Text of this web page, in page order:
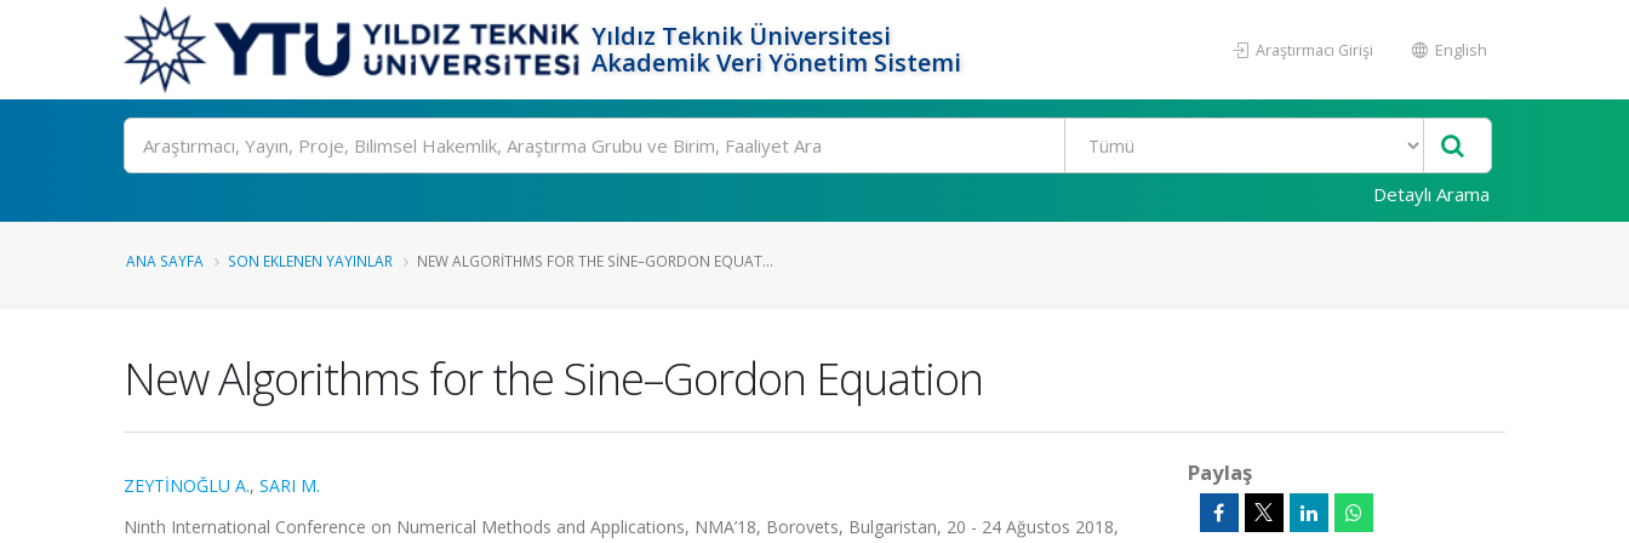
Yıldız Teknik Üniversitesi
Akademik Veri Yönetim Sistemi
Araştırmacı Girişi English
Ara
Detaylı Arama
ANA SAYFA SON EKLENEN YAYINLAR NEW ALGORITHMS FOR THE SINE–GORDON EQUAT...
New Algorithms for the Sine–Gordon Equation
ZEYTİNOĞLU A., SARI M.
Ninth International Conference on Numerical Methods and Applications, NMA’18, Borovets, Bulgaristan, 20 - 24 Ağustos 2018,
Paylaş